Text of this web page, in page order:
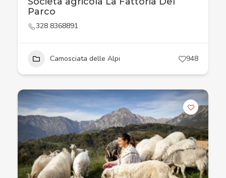
Parco
328 8368891
Camosciata delle Alpi 948